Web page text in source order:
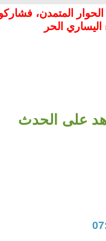
الحوار المتمدن،
اليساري الحر
على الحدث